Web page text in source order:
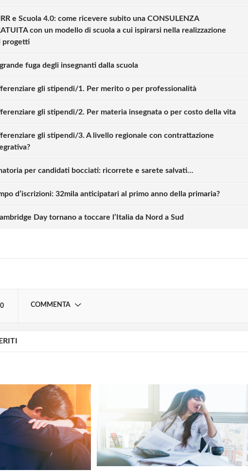
e Scuola 4.0: come ricevere subito una CONSULENZA
con un modello di scuola a cui ispirarsi nella realizzazione
progetti
grande fuga degli insegnanti dalla scuola
gli stipendi/1. Per merito o per professionalità
gli stipendi/2. Per materia insegnata o per costo della vita
gli stipendi/3. A livello regionale con contrattazione
per candidati bocciati: ricorrete e sarete salvati…
d’iscrizioni: 32mila anticipatari al primo anno della primaria?
Day tornano a toccare l’Italia da Nord a Sud
0 COMMENTA
utenti registrati possono commentare!